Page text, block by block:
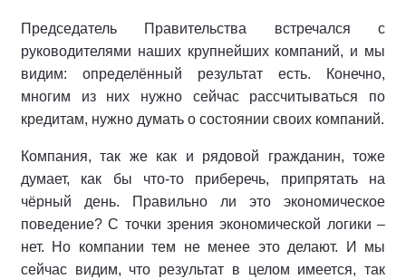
Председатель Правительства встречался с
руководителями наших крупнейших компаний, и мы
видим: определённый результат есть. Конечно,
многим из них нужно сейчас рассчитываться по
кредитам, нужно думать о состоянии своих компаний.
Компания, так же как и рядовой гражданин, тоже
думает, как бы что-то приберечь, припрятать на
чёрный день. Правильно ли это экономическое
поведение? С точки зрения экономической логики –
нет. Но компании тем не менее это делают. И мы
сейчас видим, что результат в целом имеется, так